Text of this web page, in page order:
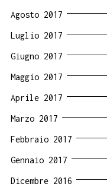
Agosto 2017
Luglio 2017
Giugno 2017
Maggio 2017
Aprile 2017
Marzo 2017
Febbraio 2017
Gennaio 2017
Dicembre 2016